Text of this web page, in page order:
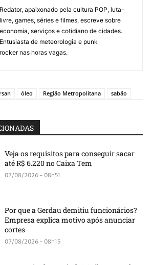
Redator, apaixonado pela cultura POP, luta-
livre, games, séries e filmes, escreve sobre
economia, serviços e cotidiano de cidades.
Entusiasta de meteorologia e punk
rocker nas horas vagas.
óleo Região Metropolitana sabão
Veja os requisitos para conseguir sacar
até R$ 6.220 no Caixa Tem
07/08/2026 - 08h51
Por que a Gerdau demitiu funcionários?
Empresa explica motivo após anunciar
cortes
07/08/2026 - 08h15